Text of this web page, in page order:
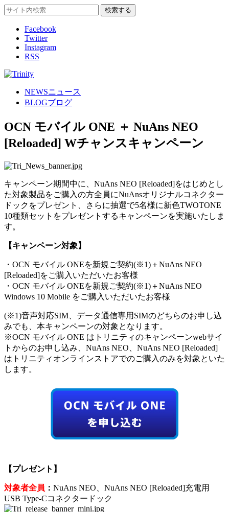
Facebook
Twitter
Instagram
RSS
NEWSニュース
BLOGブログ
OCN モバイル ONE ＋ NuAns NEO
[Reloaded] Wチャンスキャンペーン
キャンペーン期間中に、NuAns NEO [Reloaded]をはじめとし
た対象製品をご購入の方全員にNuAnsオリジナルコネクター
ドックをプレゼント、さらに抽選で5名様に新色TWOTONE
10種類セットをプレゼントするキャンペーンを実施いたしま
す。
【キャンペーン対象】
・OCN モバイル ONEを新規ご契約(※1)＋NuAns NEO
[Reloaded]をご購入いただいたお客様
・OCN モバイル ONEを新規ご契約(※1)＋NuAns NEO
Windows 10 Mobile をご購入いただいたお客様
(※1)音声対応SIM、データ通信専用SIMのどちらのお申し込
みでも、本キャンペーンの対象となります。
※OCN モバイル ONE はトリニティのキャンペーンwebサイ
トからのお申し込み、NuAns NEO、NuAns NEO [Reloaded]
はトリニティオンラインストアでのご購入のみを対象といた
します。
【プレゼント】
対象者全員 ： NuAns NEO、NuAns NEO [Reloaded]充電用
USB Type-Cコネクタードック